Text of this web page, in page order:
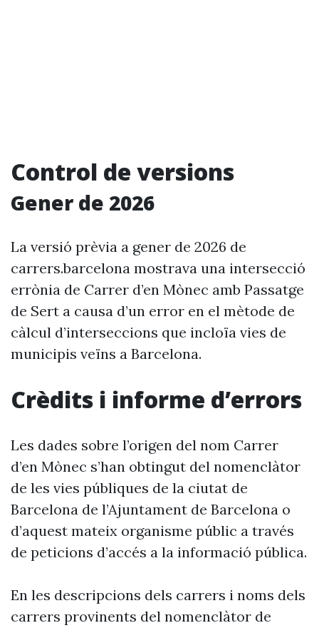
Control de versions
Gener de 2026
La versió prèvia a gener de 2026 de
carrers.barcelona mostrava una intersecció
errònia de Carrer d’en Mònec amb Passatge
de Sert a causa d’un error en el mètode de
càlcul d’interseccions que incloïa vies de
municipis veïns a Barcelona.
Crèdits i informe d’errors
Les dades sobre l’origen del nom Carrer
d’en Mònec s’han obtingut del nomenclàtor
de les vies públiques de la ciutat de
Barcelona de l’Ajuntament de Barcelona o
d’aquest mateix organisme públic a través
de peticions d’accés a la informació pública.
En les descripcions dels carrers i noms dels
carrers provinents del nomenclàtor de